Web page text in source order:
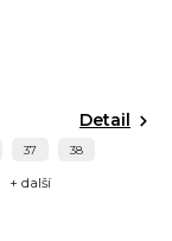
Detail
37 38
+ další